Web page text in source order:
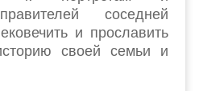
соседней
и прославить
своей семьи и